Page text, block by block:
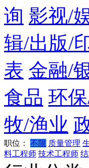
询 影视/
辑/出版/
表 金融/
食品 环
牧/渔业
职位： 不限 质量管理
料工程师 技术工程师